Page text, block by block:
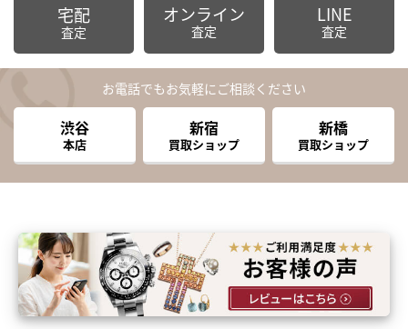
宅配
査定
オンライン
査定
LINE
査定
お電話でもお気軽にご相談ください
渋谷
本店
新宿
買取ショップ
新橋
買取ショップ